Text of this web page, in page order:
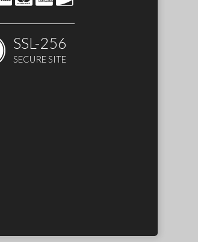
SSL-256
SECURE SITE